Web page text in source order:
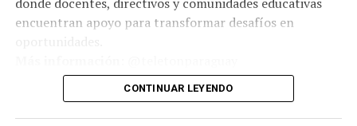
encuentran apoyo para transformar desafíos en
CONTINUAR LEYENDO